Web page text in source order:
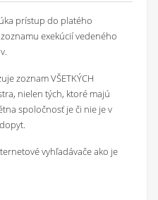
prístup do platého
exekúcií vedeného
zoznam VŠETKÝCH
nielen tých, ktoré majú
spoločnosť je či nie je v
vyhľadávače ako je